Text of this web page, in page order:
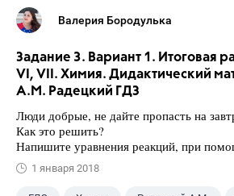
Валерия Бородулька
Задание 3. Вариант 1. Итоговая
VI, VII. Химия. Дидактический
А.М. Радецкий ГДЗ
Люди добрые, не дайте пропасть на
Как это решить?
Напишите уравнения реакций, при
1 января 2018